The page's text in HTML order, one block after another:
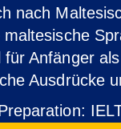
nach
maltesische
für Anfänger
Ausdrücke